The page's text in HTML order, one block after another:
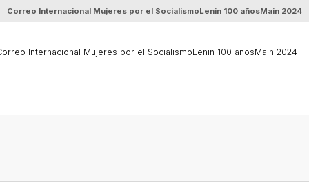
Correo Internacional Mujeres por el SocialismoLenin 100 añosMain 2024
Internacional Mujeres por el SocialismoLenin 100 añosMain 2024